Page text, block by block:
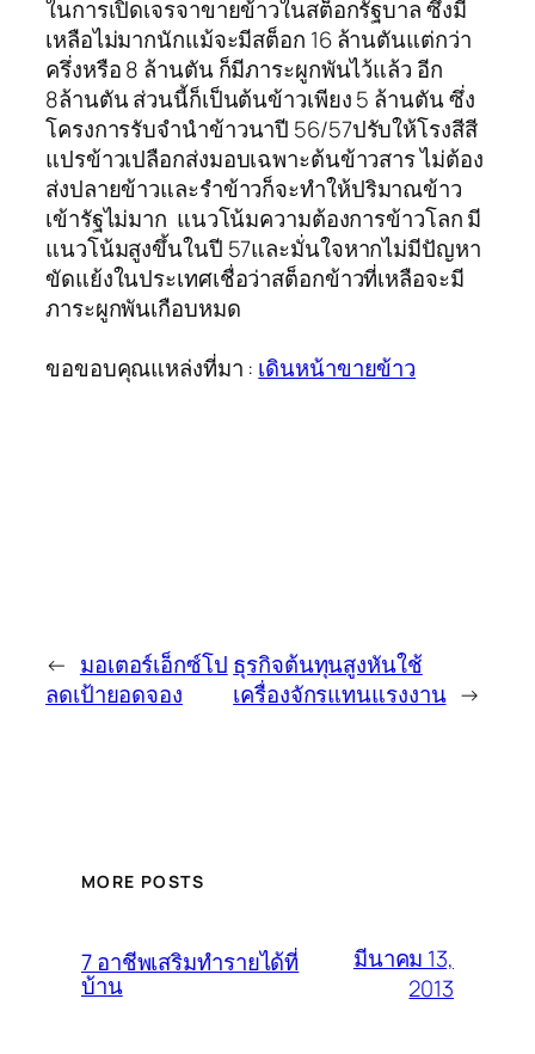
ในการเปิดเจรจาขายข้าวในสต็อกรัฐบาล ซึ่งมี
เหลือไม่มากนักแม้จะมีสต็อก 16 ล้านตันแต่กว่า
ครึ่งหรือ 8 ล้านตัน ก็มีภาระผูกพันไว้แล้ว อีก
8ล้านตัน ส่วนนี้ก็เป็นต้นข้าวเพียง 5 ล้านตัน ซึ่ง
โครงการรับจำนำข้าวนาปี 56/57ปรับให้โรงสีสี
แปรข้าวเปลือกส่งมอบเฉพาะต้นข้าวสาร ไม่ต้อง
ส่งปลายข้าวและรำข้าวก็จะทำให้ปริมาณข้าว
เข้ารัฐไม่มาก แนวโน้มความต้องการข้าวโลก มี
แนวโน้มสูงขึ้นในปี 57และมั่นใจหากไม่มีปัญหา
ขัดแย้งในประเทศเชื่อว่าสต็อกข้าวที่เหลือจะมี
ภาระผูกพันเกือบหมด
ขอขอบคุณแหล่งที่มา : เดินหน้าขายข้าว
← มอเตอร์เอ็กซ์โป
ลดเป้ายอดจอง
ธุรกิจต้นทุนสูงหันใช้
เครื่องจักรแทนแรงงาน →
MORE POSTS
7 อาชีพเสริมทำรายได้ที่
บ้าน
มีนาคม 13,
2013